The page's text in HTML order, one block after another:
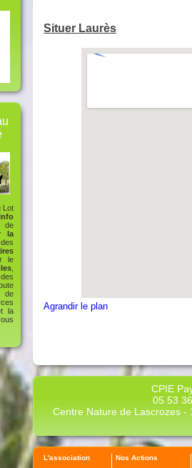
Lot
la
le
de
la
Situer Laurès
Agrandir le plan
CPIE
05 53
Centre Nature de Lascrozes -
L'association
Nos Actions